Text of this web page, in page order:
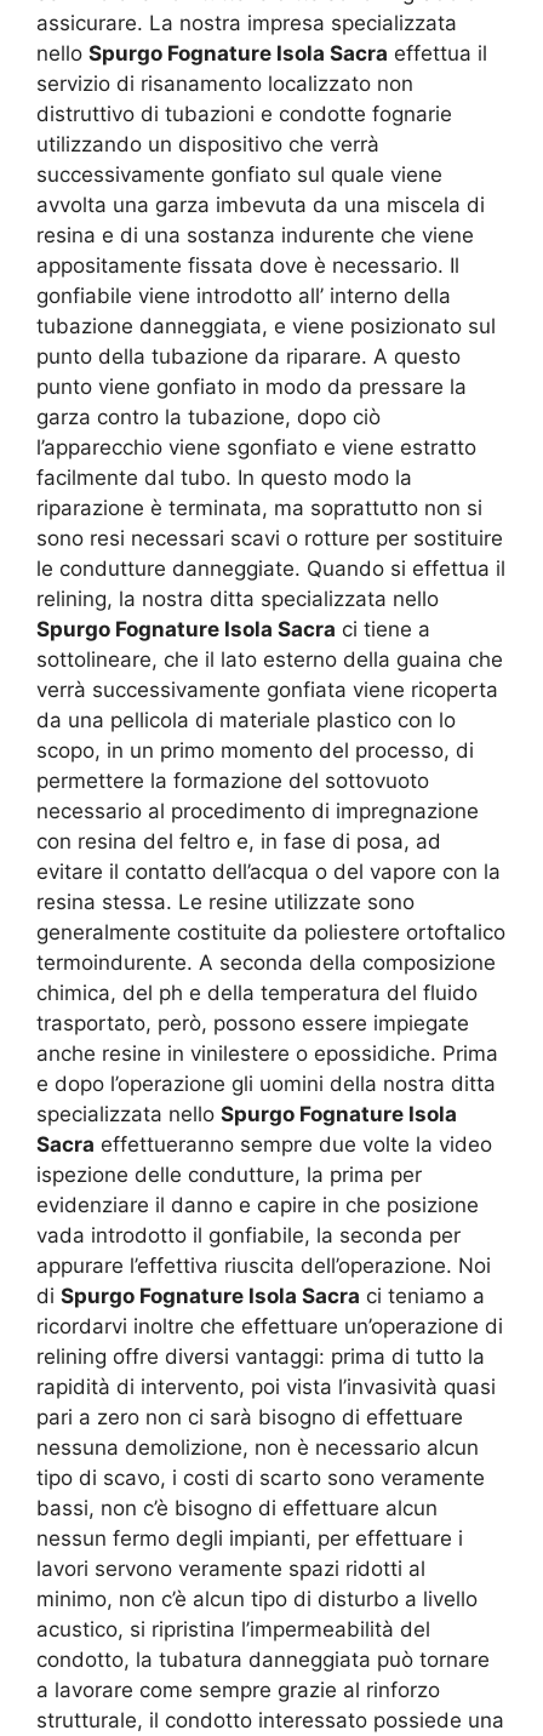
assicurare. La nostra impresa specializzata
nello Spurgo Fognature Isola Sacra effettua il
servizio di risanamento localizzato non
distruttivo di tubazioni e condotte fognarie
utilizzando un dispositivo che verrà
successivamente gonfiato sul quale viene
avvolta una garza imbevuta da una miscela di
resina e di una sostanza indurente che viene
appositamente fissata dove è necessario. Il
gonfiabile viene introdotto all’ interno della
tubazione danneggiata, e viene posizionato sul
punto della tubazione da riparare. A questo
punto viene gonfiato in modo da pressare la
garza contro la tubazione, dopo ciò
l’apparecchio viene sgonfiato e viene estratto
facilmente dal tubo. In questo modo la
riparazione è terminata, ma soprattutto non si
sono resi necessari scavi o rotture per sostituire
le condutture danneggiate. Quando si effettua il
relining, la nostra ditta specializzata nello
Spurgo Fognature Isola Sacra ci tiene a
sottolineare, che il lato esterno della guaina che
verrà successivamente gonfiata viene ricoperta
da una pellicola di materiale plastico con lo
scopo, in un primo momento del processo, di
permettere la formazione del sottovuoto
necessario al procedimento di impregnazione
con resina del feltro e, in fase di posa, ad
evitare il contatto dell’acqua o del vapore con la
resina stessa. Le resine utilizzate sono
generalmente costituite da poliestere ortoftalico
termoindurente. A seconda della composizione
chimica, del ph e della temperatura del fluido
trasportato, però, possono essere impiegate
anche resine in vinilestere o epossidiche. Prima
e dopo l’operazione gli uomini della nostra ditta
specializzata nello Spurgo Fognature Isola
Sacra effettueranno sempre due volte la video
ispezione delle condutture, la prima per
evidenziare il danno e capire in che posizione
vada introdotto il gonfiabile, la seconda per
appurare l’effettiva riuscita dell’operazione. Noi
di Spurgo Fognature Isola Sacra ci teniamo a
ricordarvi inoltre che effettuare un’operazione di
relining offre diversi vantaggi: prima di tutto la
rapidità di intervento, poi vista l’invasività quasi
pari a zero non ci sarà bisogno di effettuare
nessuna demolizione, non è necessario alcun
tipo di scavo, i costi di scarto sono veramente
bassi, non c’è bisogno di effettuare alcun
nessun fermo degli impianti, per effettuare i
lavori servono veramente spazi ridotti al
minimo, non c’è alcun tipo di disturbo a livello
acustico, si ripristina l’impermeabilità del
condotto, la tubatura danneggiata può tornare
a lavorare come sempre grazie al rinforzo
strutturale, il condotto interessato possiede una